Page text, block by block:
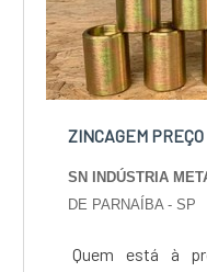
ZINCAGEM PREÇO
SN INDÚSTRIA
DE PARNAÍBA - SP
Quem está à